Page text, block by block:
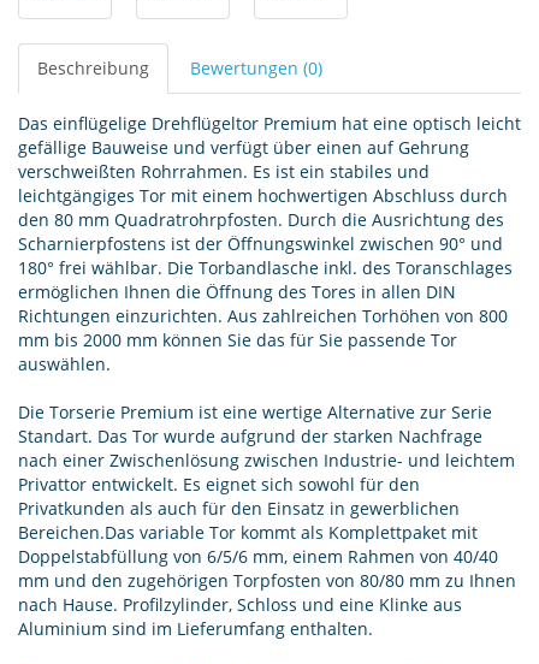
Beschreibung Bewertungen (0)
Das einflügelige Drehflügeltor Premium hat eine optisch leicht
gefällige Bauweise und verfügt über einen auf Gehrung
verschweißten Rohrrahmen. Es ist ein stabiles und
leichtgängiges Tor mit einem hochwertigen Abschluss durch
den 80 mm Quadratrohrpfosten. Durch die Ausrichtung des
Scharnierpfostens ist der Öffnungswinkel zwischen 90° und
180° frei wählbar. Die Torbandlasche inkl. des Toranschlages
ermöglichen Ihnen die Öffnung des Tores in allen DIN
Richtungen einzurichten. Aus zahlreichen Torhöhen von 800
mm bis 2000 mm können Sie das für Sie passende Tor
auswählen.
Die Torserie Premium ist eine wertige Alternative zur Serie
Standart. Das Tor wurde aufgrund der starken Nachfrage
nach einer Zwischenlösung zwischen Industrie- und leichtem
Privattor entwickelt. Es eignet sich sowohl für den
Privatkunden als auch für den Einsatz in gewerblichen
Bereichen.Das variable Tor kommt als Komplettpaket mit
Doppelstabfüllung von 6/5/6 mm, einem Rahmen von 40/40
mm und den zugehörigen Torpfosten von 80/80 mm zu Ihnen
nach Hause. Profilzylinder, Schloss und eine Klinke aus
Aluminium sind im Lieferumfang enthalten.